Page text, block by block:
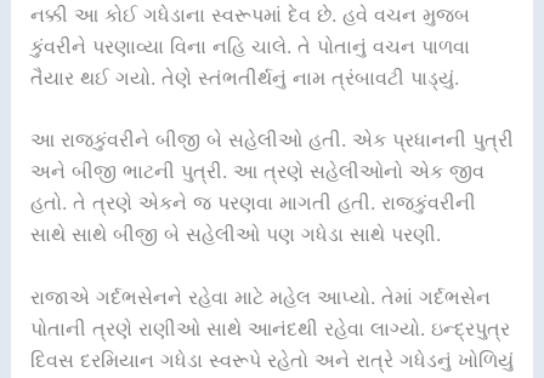
નક્કી આ કોઈ ગધેડાના સ્વરૂપમાં દેવ છે. હવે વચન મુજબ
કુંવરીને પરણાવ્યા વિના નહિ ચાલે. તે પોતાનું વચન પાળવા
તૈયાર થઈ ગયો. તેણે સ્તંભતીર્થનું નામ ત્રંબાવટી પાડ્યું.
આ રાજકુંવરીને બીજી બે સહેલીઓ હતી. એક પ્રધાનની પુત્રી
અને બીજી ભાટની પુત્રી. આ ત્રણે સહેલીઓનો એક જીવ
હતો. તે ત્રણે એકને જ પરણવા માગતી હતી. રાજકુંવરીની
સાથે સાથે બીજી બે સહેલીઓ પણ ગધેડા સાથે પરણી.
રાજાએ ગર્દભસેનને રહેવા માટે મહેલ આપ્યો. તેમાં ગર્દભસેન
પોતાની ત્રણે રાણીઓ સાથે આનંદથી રહેવા લાગ્યો. ઇન્દ્રપુત્ર
દિવસ દરમિયાન ગધેડા સ્વરૂપે રહેતો અને રાત્રે ગધેડનું ખોળિયું